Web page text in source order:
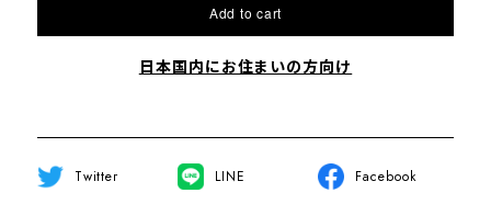
Add to cart
日本国内にお住まいの方向け
Twitter LINE Facebook